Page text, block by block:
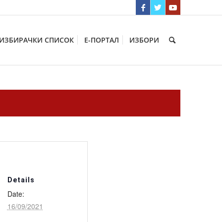
ИЗБИРАЧКИ СПИСОК Е-ПОРТАЛ ИЗБОРИ
Details
Date:
16/09/2021